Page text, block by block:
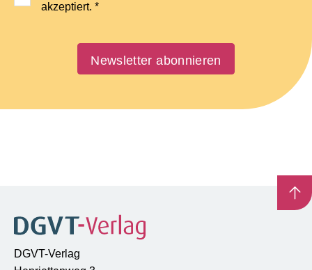
akzeptiert. *
Newsletter abonnieren
DGVT-Verlag